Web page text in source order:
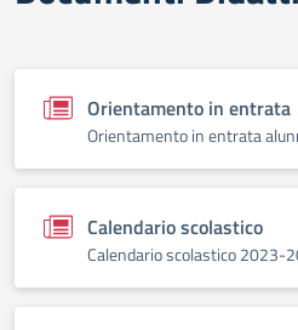
Orientamento in entrata
Orientamento in entrata
Calendario scolastico
Calendario scolastico 2023-